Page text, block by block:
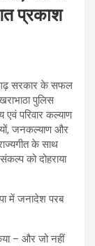
प्रकाश
सरकार के सफल
पुलिस
परिवार कल्याण
जनकल्याण और
के साथ
को दोहराया
– और जो नहीं